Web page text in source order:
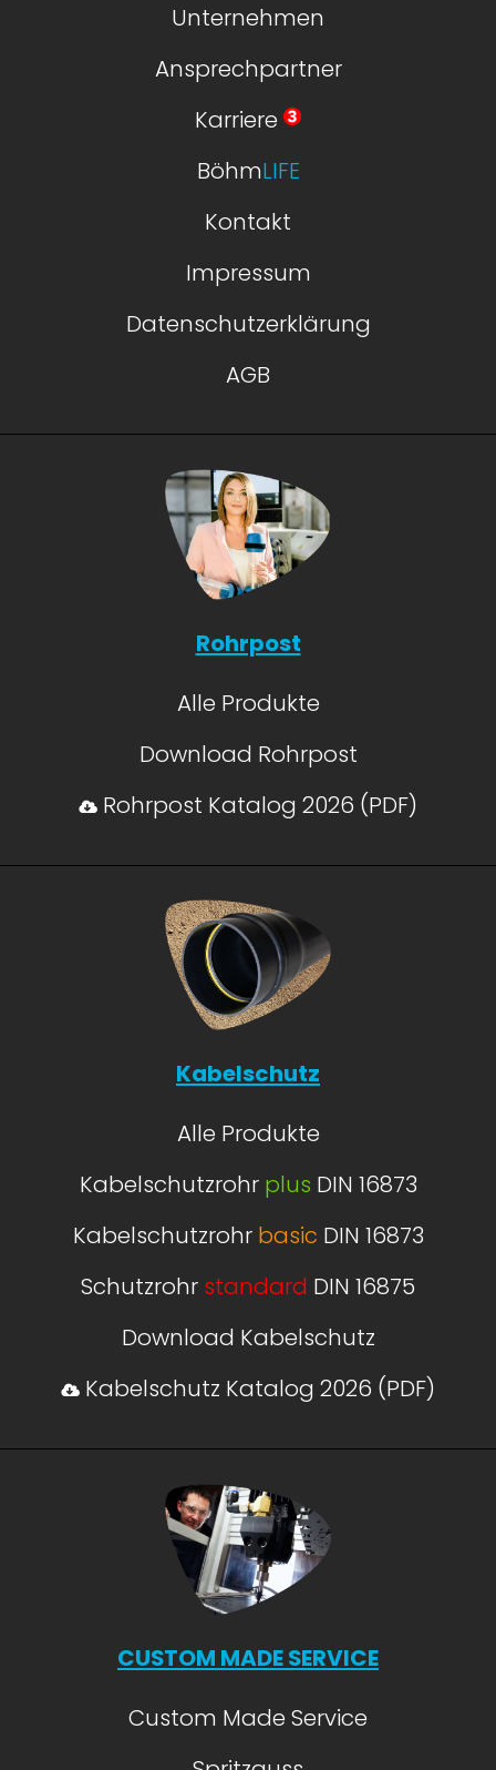
Unternehmen
Ansprechpartner
Karriere
BöhmLIFE
Kontakt
Impressum
Datenschutzerklärung
AGB
Rohrpost
Alle Produkte
Download Rohrpost
Rohrpost Katalog 2026 (PDF)
Kabelschutz
Alle Produkte
Kabelschutzrohr plus DIN 16873
Kabelschutzrohr basic DIN 16873
Schutzrohr standard DIN 16875
Download Kabelschutz
Kabelschutz Katalog 2026 (PDF)
CUSTOM MADE SERVICE
Custom Made Service